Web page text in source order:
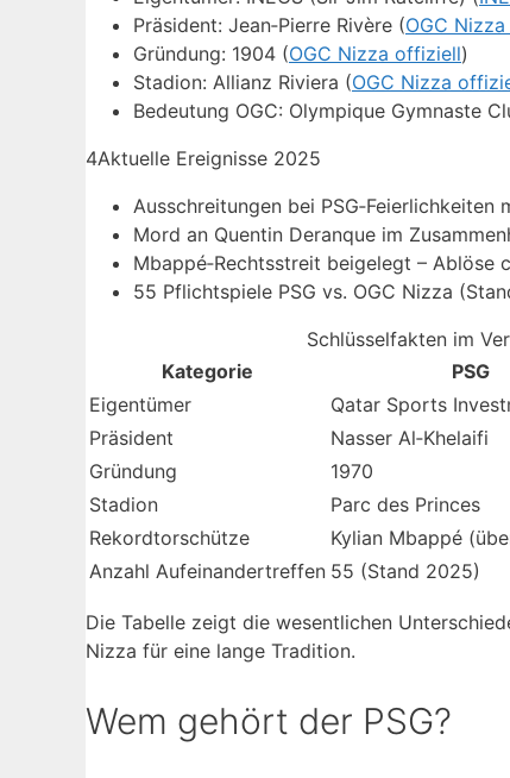
Präsident: Jean‑Pierre Rivère (OGC
Gründung: 1904 (OGC Nizza offiziell)
Stadion: Allianz Riviera (OGC Nizza
Bedeutung OGC: Olympique Gymnaste
4Aktuelle Ereignisse 2025
Ausschreitungen bei
Mord an Quentin Deranque im
Mbappé‑Rechtsstreit beigelegt – Ablöse
55 Pflichtspiele PSG vs. OGC Nizza
Schlüsselfakten im
Kategorie
PSG
Eigentümer
Qatar Sports
Präsident
Nasser Al‑Khelaifi
Gründung
1970
Stadion
Parc des Princes
Rekordtorschütze
Kylian Mbappé
Anzahl Aufeinandertreffen 55 (Stand 2025)
Die Tabelle zeigt die wesentlichen
Nizza für eine lange Tradition.
Wem gehört der PSG?